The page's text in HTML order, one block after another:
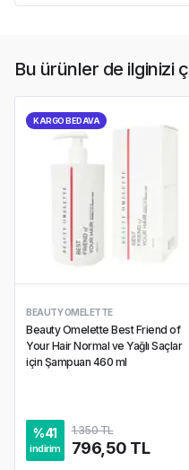
Bu ürünler de ilginizi
KARGO BEDAVA
BEAUTY OMELETTE
Beauty Omelette Best Friend of
Your Hair Normal ve Yağlı Saçlar
için Şampuan 460 ml
%41
indirim
1.350 TL
796,50 TL